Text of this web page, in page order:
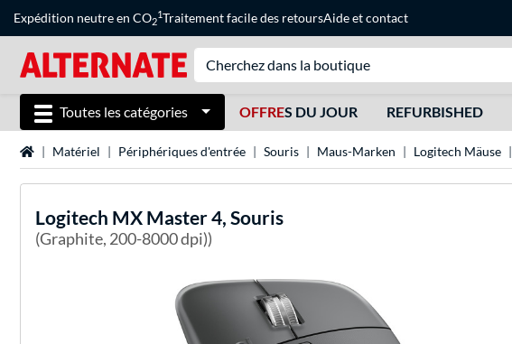
Expédition neutre en CO2
1Traitement facile des retoursAideetcontact
Toutes les catégories OFFRES DU JOUR REFURBISHED
Page d'accueil
Matériel Périphériques d'entrée Souris Maus-Marken Logitech Mäuse
Logitech MX Master 4, Souris
(Graphite, 200-8000 dpi))